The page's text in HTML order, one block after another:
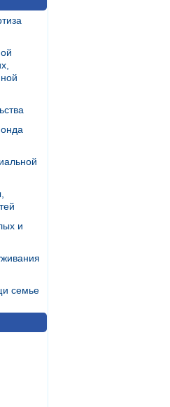
и
семье